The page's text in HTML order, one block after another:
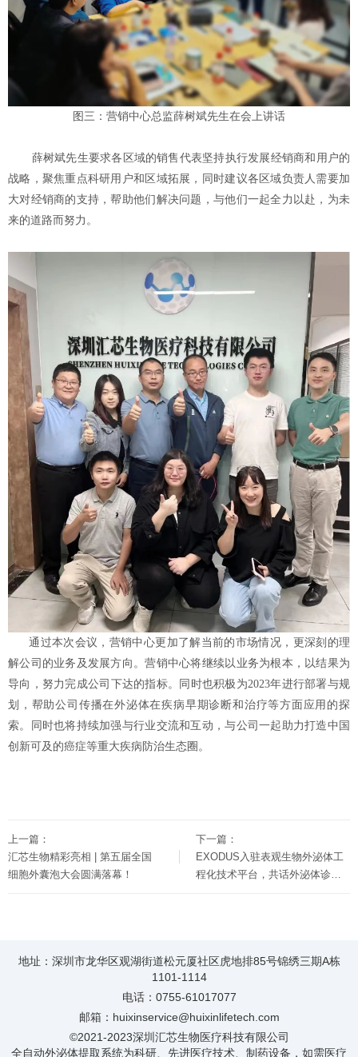
图三：营销中心总监薛树斌先生在会上讲话
薛树斌先生要求各区域的销售代表坚持执行发展经销商和用户的
战略，聚焦重点科研用户和区域拓展，同时建议各区域负责人需要加
大对经销商的支持，帮助他们解决问题，与他们一起全力以赴，为未
来的道路而努力。
通过本次会议，营销中心更加了解当前的市场情况，更深刻的理
解公司的业务及发展方向。营销中心将继续以业务为根本，以结果为
导向，努力完成公司下达的指标。同时也积极为2023年进行部署与规
划，帮助公司传播在外泌体在疾病早期诊断和治疗等方面应用的探
索。同时也将持续加强与行业交流和互动，与公司一起助力打造中国
创新可及的癌症等重大疾病防治生态圈。
上一篇：
汇芯生物精彩亮相 | 第五届全国
细胞外囊泡大会圆满落幕！
下一篇：
EXODUS入驻表观生物外泌体工
程化技术平台，共话外泌体诊疗
地址：深圳市龙华区观湖街道松元厦社区虎地排85号锦绣三期A栋
1101-1114
电话：0755-61017077
邮箱：huixinservice@huixinlifetech.com
©2021-2023深圳汇芯生物医疗科技有限公司
全自动外泌体提取系统为科研、先进医疗技术、制药设备，如需医疗